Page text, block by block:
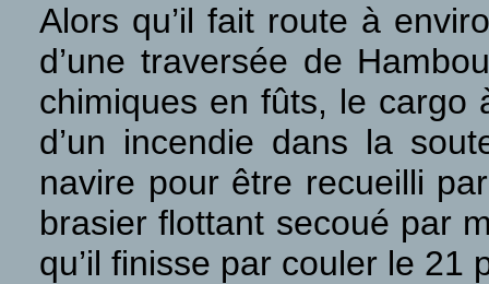
Alors qu’il fait route à
d’une traversée de
chimiques en fûts, le
d’un incendie dans la
navire pour être recueilli
brasier flottant secoué par
qu’il finisse par couler le 21